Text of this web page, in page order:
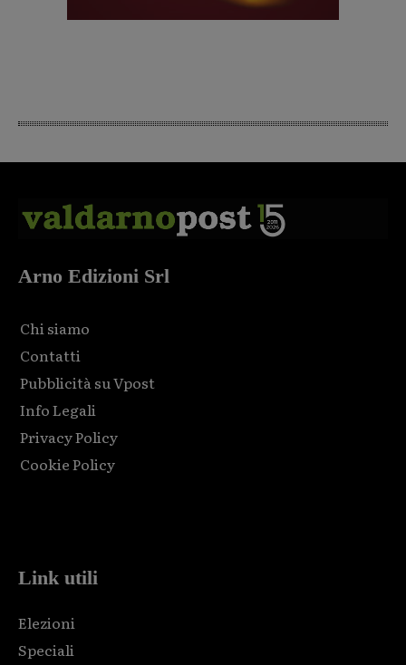
Arno Edizioni Srl
Chi siamo
Contatti
Pubblicità su Vpost
Info Legali
Privacy Policy
Cookie Policy
Link utili
Elezioni
Speciali